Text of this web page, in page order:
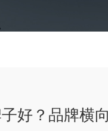
好？品牌横